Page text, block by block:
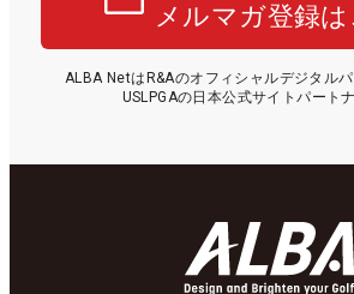
メルマガ登録
ALBA NetはR&Aのオフィシャルデジタル
USLPGAの日本公式サイトパート